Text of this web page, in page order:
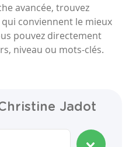
avancée, trouvez
conviennent le mieux
pouvez directement
niveau ou mots-clés.
Jadot